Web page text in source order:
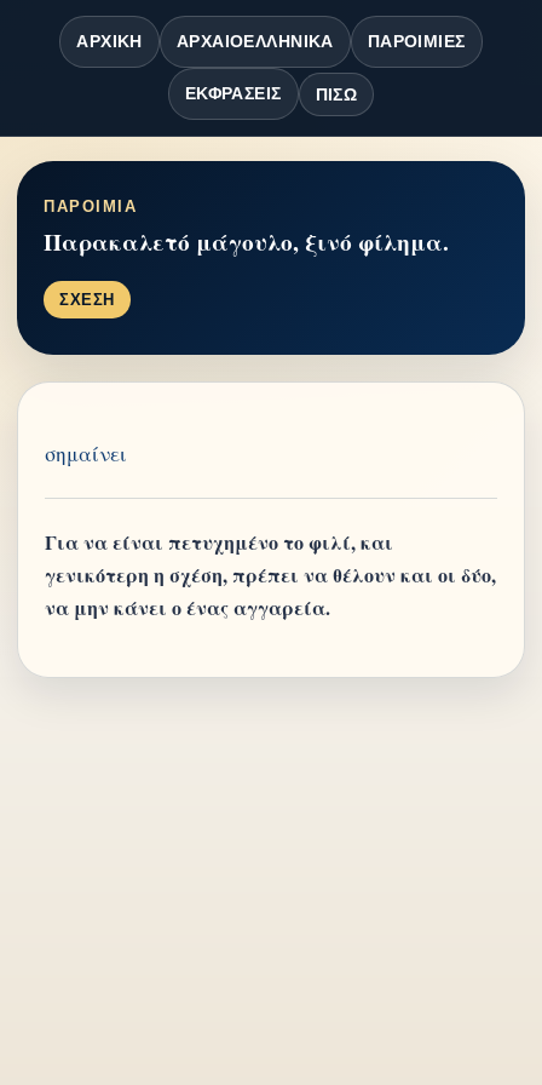
ΑΡΧΙΚΉ ΑΡΧΑΙΟΕΛΛΗΝΙΚΆ ΠΑΡΟΙΜΊΕΣ
ΕΚΦΡΆΣΕΙΣ ΠΊΣΩ
ΠΑΡΟΙΜΙΑ
Παρακαλετό μάγουλο, ξινό φίλημα.
ΣΧΕΣΗ
σημαίνει
Για να είναι πετυχημένο το φιλί, και
γενικότερη η σχέση, πρέπει να θέλουν και οι δύο,
να μην κάνει ο ένας αγγαρεία.